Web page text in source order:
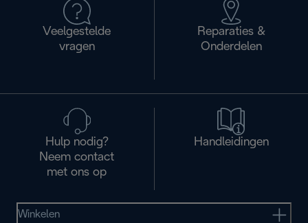
Veelgestelde
vragen
Reparaties &
Onderdelen
Hulp nodig?
Neem contact
met ons op
Handleidingen
Winkelen